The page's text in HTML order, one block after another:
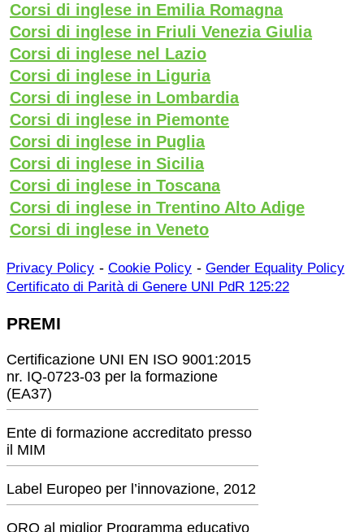
Corsi di inglese in Emilia Romagna
Corsi di inglese in Friuli Venezia Giulia
Corsi di inglese nel Lazio
Corsi di inglese in Liguria
Corsi di inglese in Lombardia
Corsi di inglese in Piemonte
Corsi di inglese in Puglia
Corsi di inglese in Sicilia
Corsi di inglese in Toscana
Corsi di inglese in Trentino Alto Adige
Corsi di inglese in Veneto
Privacy Policy - Cookie Policy - Gender Equality Policy
Certificato di Parità di Genere UNI PdR 125:22
PREMI
Certificazione UNI EN ISO 9001:2015
nr. IQ-0723-03 per la formazione
(EA37)
Ente di formazione accreditato presso
il MIM
Label Europeo per l’innovazione, 2012
ORO al miglior Programma educativo